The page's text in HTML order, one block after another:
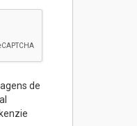
Jabuti
e
de